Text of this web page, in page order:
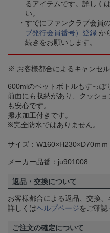
るアイテムです。詳しくは
い。
すでにファンクラブ会員の
ブ発行会員番号）登録 か
続きをお願いします。
※ お客様都合によるキャンセル
600mlのペットボトルもすっぽ
前面にも収納があり、クッシ
も安心です。
撥水加工付きです。
※完全防水ではありません。
サイズ：W160×H230×D70ｍｍ
メーカー品番：ju901008
返品・交換について
お客様都合による返品、交換、
詳しくはヘルプページをご確認
ご注文の確定について